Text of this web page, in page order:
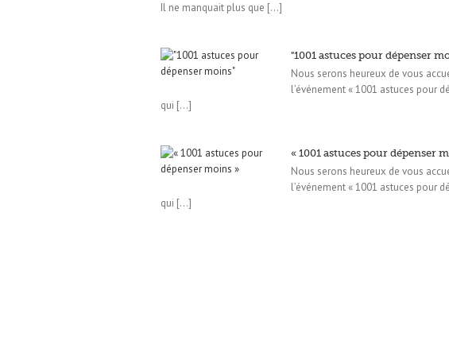
Il ne manquait plus que [...]
"1001 astuces pour dépenser
Nous serons heureux de vous
l’événement « 1001 astuces pour
qui [...]
« 1001 astuces pour dépenser
Nous serons heureux de vous
l’événement « 1001 astuces pour
qui [...]